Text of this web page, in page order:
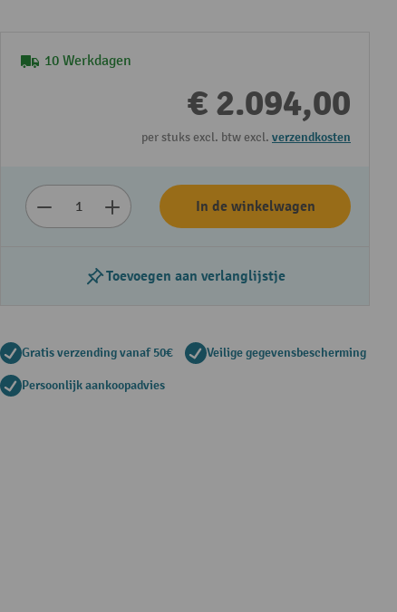
Video afspelen
10 Werkdagen
€ 2.094,00
per stuks excl. btw excl. verzendkosten
In de winkelwagen
Toevoegen aan verlanglijstje
Gratis verzending vanaf 50€ Veilige gegevensbescherming
Persoonlijk aankoopadvies